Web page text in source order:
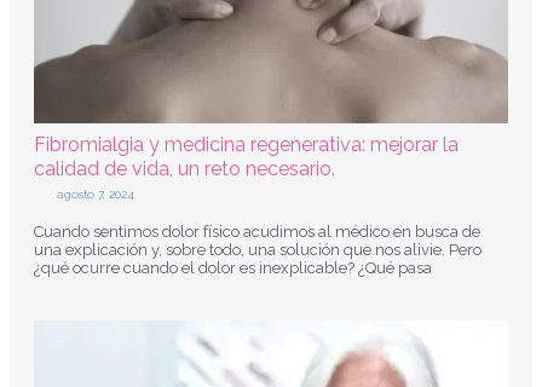
Fibromialgia y medicina regenerativa: mejorar la
calidad de vida, un reto necesario.
agosto 7, 2024
Cuando sentimos dolor físico acudimos al médico en busca de
una explicación y, sobre todo, una solución que nos alivie. Pero
¿qué ocurre cuando el dolor es inexplicable? ¿Qué pasa